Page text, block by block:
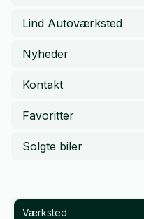
Lind Autoværksted
Nyheder
Kontakt
Favoritter
Solgte biler
Værksted